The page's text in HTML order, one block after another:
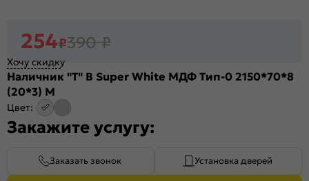
254₽390₽
Хочу скидку
Наличник "Т" В Super White МДФ Тип-0 2150*70*8
(20*3) М
Цвет:
Закажите услугу:
Заказать звонок Установка дверей